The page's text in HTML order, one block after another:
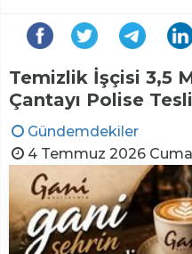
Temizlik İşçisi 3,5
Çantayı Polise
Gündemdekiler
4 Temmuz 2026